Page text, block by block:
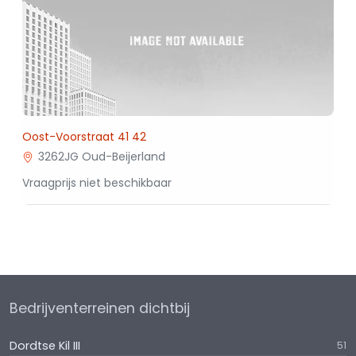
Oost-Voorstraat 41 42
3262JG Oud-Beijerland
Vraagprijs niet beschikbaar
Bedrijventerreinen dichtbij
Dordtse Kil III 51